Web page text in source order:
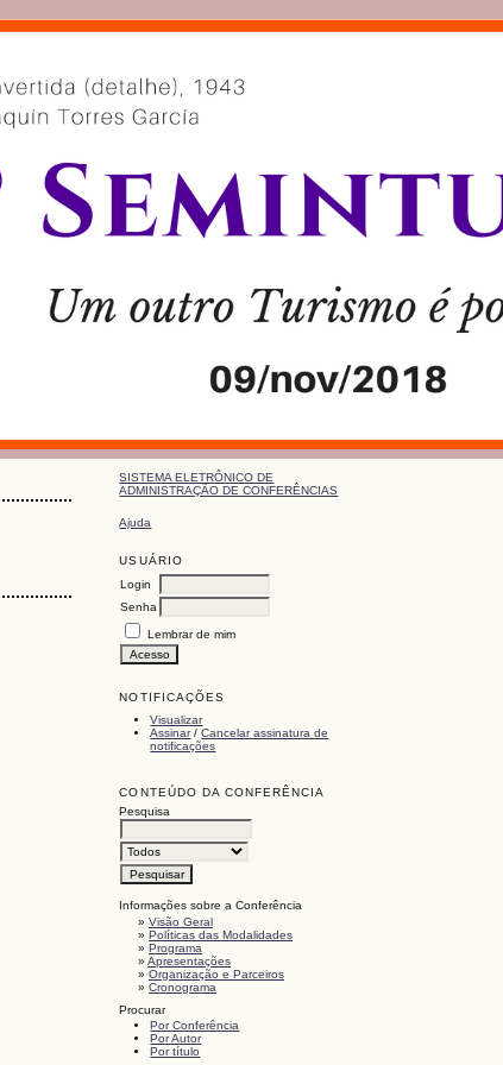
SISTEMA ELETRÔNICO DE
ADMINISTRAÇÃO DE CONFERÊNCIAS
Ajuda
USUÁRIO
Login
Senha
Lembrar de mim
NOTIFICAÇÕES
Visualizar
Assinar/Cancelar assinatura de
notificações
CONTEÚDO DA CONFERÊNCIA
Pesquisa
Informações sobre a Conferência
»Visão Geral
»Políticas das Modalidades
»Programa
»Apresentações
»Organização e Parceiros
»Cronograma
Procurar
Por Conferência
Por Autor
Por título